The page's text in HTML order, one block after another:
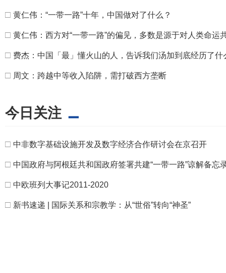
□ 黄仁伟：“一带一路”十年，中国做对了什么？
□ 黄仁伟：西方对“一带一路”的偏见，多数是源于对人类命运
□ 费杰：中国「最」懂火山的人，告诉我们汤加到底经历了什
□ 周文：跨越中等收入陷阱，需打破西方垄断
今日关注
□ 中非数字基础设施开发及数字经济合作研讨会在京召开
□ 中国政府与阿根廷共和国政府签署共建“一带一路”谅解备忘
□ 中欧班列大事记2011-2020
□ 新书速递 | 国际关系和宗教学：从“世俗”转向“神圣”